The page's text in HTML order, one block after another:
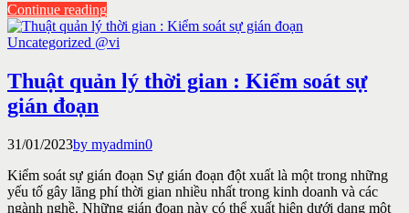
Continue reading
Uncategorized @vi
Thuật quản lý thời gian : Kiểm soát sự
gián đoạn
31/01/2023by myadmin0
Kiểm soát sự gián đoạn Sự gián đoạn đột xuất là một trong những
yếu tố gây lãng phí thời gian nhiều nhất trong kinh doanh và các
ngành nghề. Những gián đoạn này có thể xuất hiện dưới dạng một